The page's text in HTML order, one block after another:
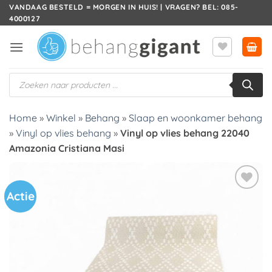
Ga
naar
VANDAAG BESTELD = MORGEN IN HUIS! | VRAGEN? BEL: 085-
4000127
Producten
zoeken
Home » Winkel » Behang » Slaap en woonkamer behang
» Vinyl op vlies behang » Vinyl op vlies behang 22040
Amazonia Cristiana Masi
Actie
verlanglijst